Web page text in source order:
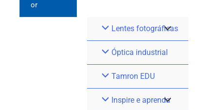
or
Lentes fotográficas
Óptica industrial
Tamron EDU
Inspire e aprenda